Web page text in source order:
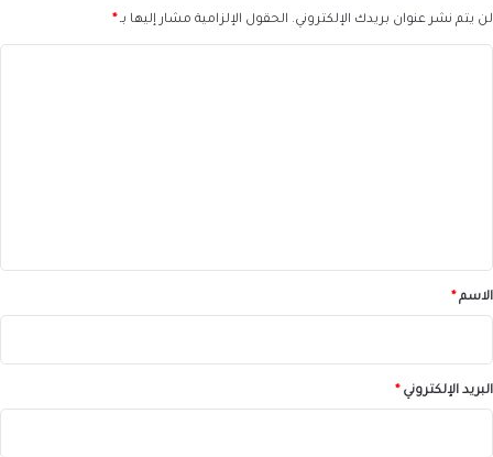
لن يتم نشر عنوان بريدك الإلكتروني. الحقول الإلزامية مشار إليها بـ *
*الاسم *
البريد الإلكتروني *